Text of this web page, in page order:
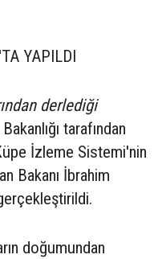
YAPILDI
derlediği
tarafından
İzleme Sistemi'nin
Bakanı İbrahim
doğumundan